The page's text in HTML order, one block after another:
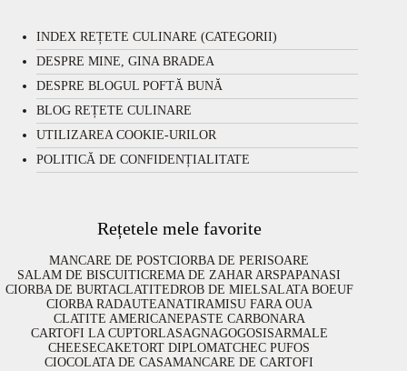
INDEX REȚETE CULINARE (CATEGORII)
DESPRE MINE, GINA BRADEA
DESPRE BLOGUL POFTĂ BUNĂ
BLOG REȚETE CULINARE
UTILIZAREA COOKIE-URILOR
POLITICĂ DE CONFIDENȚIALITATE
Rețetele mele favorite
MANCARE DE POSTCIORBA DE PERISOARE
SALAM DE BISCUITICREMA DE ZAHAR ARSPAPANASI
CIORBA DE BURTACLATITEDROB DE MIELSALATA BOEUF
CIORBA RADAUTEANATIRAMISU FARA OUA
CLATITE AMERICANEPASTE CARBONARA
CARTOFI LA CUPTORLASAGNAGOGOSISARMALE
CHEESECAKETORT DIPLOMATCHEC PUFOS
CIOCOLATA DE CASAMANCARE DE CARTOFI